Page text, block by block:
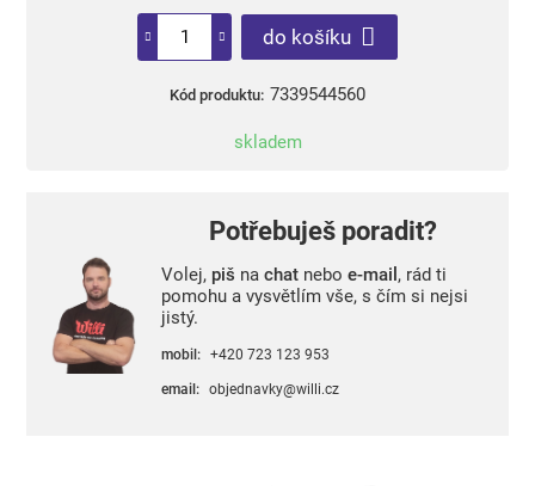
do košíku
Kód produktu: 7339544560
skladem
Potřebuješ poradit?
Volej, piš na chatnebo e-mail , rád ti
pomohu a vysvětlím vše, s čím si nejsi
jistý.
mobil: +420 723 123 953
email: objednavky@willi.cz